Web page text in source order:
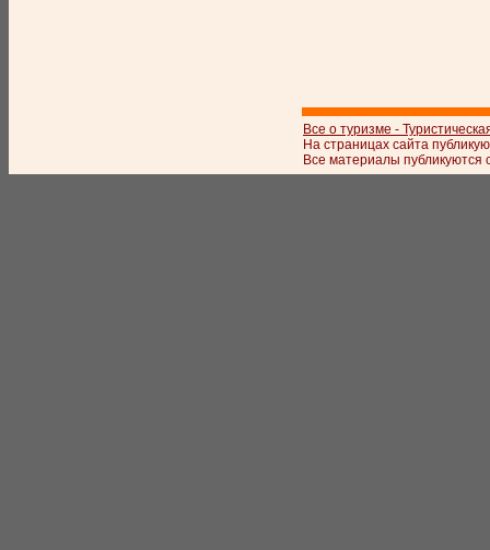
Все о туризме -
На страницах сайта
Все материалы публикуются